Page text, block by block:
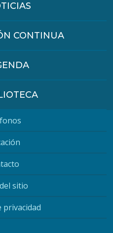
CONTINUA
sitio
privacidad